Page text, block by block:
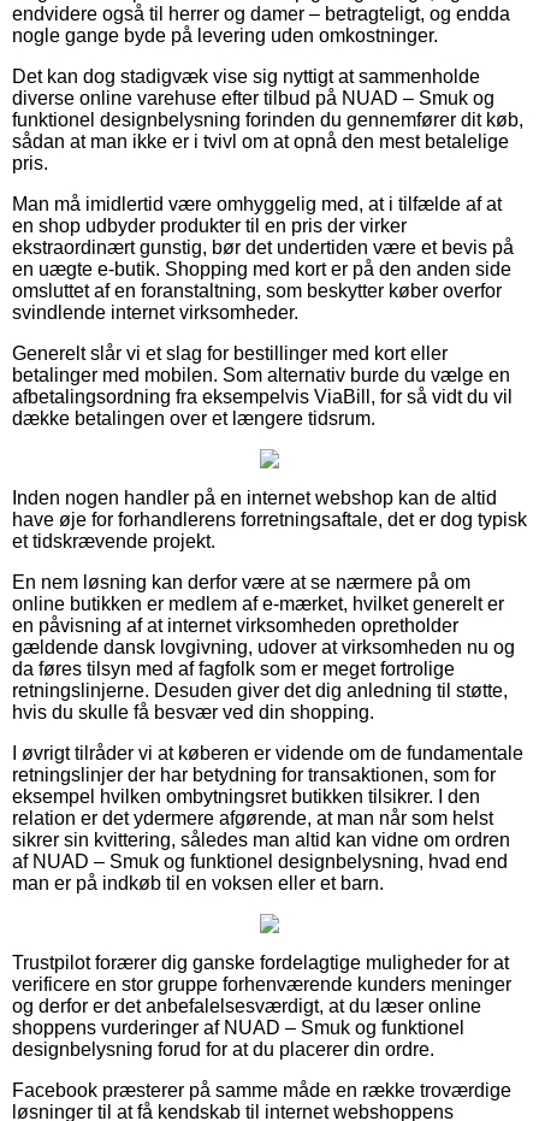
endvidere også til herrer og damer – betragteligt, og endda
nogle gange byde på levering uden omkostninger.
Det kan dog stadigvæk vise sig nyttigt at sammenholde
diverse online varehuse efter tilbud på NUAD – Smuk og
funktionel designbelysning forinden du gennemfører dit køb,
sådan at man ikke er i tvivl om at opnå den mest betalelige
pris.
Man må imidlertid være omhyggelig med, at i tilfælde af at
en shop udbyder produkter til en pris der virker
ekstraordinært gunstig, bør det undertiden være et bevis på
en uægte e-butik. Shopping med kort er på den anden side
omsluttet af en foranstaltning, som beskytter køber overfor
svindlende internet virksomheder.
Generelt slår vi et slag for bestillinger med kort eller
betalinger med mobilen. Som alternativ burde du vælge en
afbetalingsordning fra eksempelvis ViaBill, for så vidt du vil
dække betalingen over et længere tidsrum.
Inden nogen handler på en internet webshop kan de altid
have øje for forhandlerens forretningsaftale, det er dog typisk
et tidskrævende projekt.
En nem løsning kan derfor være at se nærmere på om
online butikken er medlem af e-mærket, hvilket generelt er
en påvisning af at internet virksomheden opretholder
gældende dansk lovgivning, udover at virksomheden nu og
da føres tilsyn med af fagfolk som er meget fortrolige
retningslinjerne. Desuden giver det dig anledning til støtte,
hvis du skulle få besvær ved din shopping.
I øvrigt tilråder vi at køberen er vidende om de fundamentale
retningslinjer der har betydning for transaktionen, som for
eksempel hvilken ombytningsret butikken tilsikrer. I den
relation er det ydermere afgørende, at man når som helst
sikrer sin kvittering, således man altid kan vidne om ordren
af NUAD – Smuk og funktionel designbelysning, hvad end
man er på indkøb til en voksen eller et barn.
Trustpilot forærer dig ganske fordelagtige muligheder for at
verificere en stor gruppe forhenværende kunders meninger
og derfor er det anbefalelsesværdigt, at du læser online
shoppens vurderinger af NUAD – Smuk og funktionel
designbelysning forud for at du placerer din ordre.
Facebook præsterer på samme måde en række troværdige
løsninger til at få kendskab til internet webshoppens